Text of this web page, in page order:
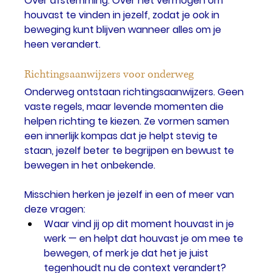
houvast te vinden in jezelf, zodat je ook in
beweging kunt blijven wanneer alles om je
heen verandert.
Richtingsaanwijzers voor onderweg
Onderweg ontstaan richtingsaanwijzers. Geen
vaste regels, maar levende momenten die
helpen richting te kiezen. Ze vormen samen
een innerlijk kompas dat je helpt stevig te
staan, jezelf beter te begrijpen en bewust te
bewegen in het onbekende.
Misschien herken je jezelf in een of meer van
deze vragen:
Waar vind jij op dit moment houvast in je
werk — en helpt dat houvast je om mee te
bewegen, of merk je dat het je juist
tegenhoudt nu de context verandert?